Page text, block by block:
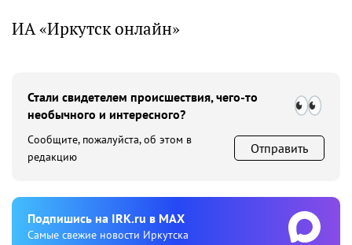
ИА «Иркутск онлайн»
Стали свидетелем происшествия, чего-то
необычного и интересного?
Сообщите, пожалуйста, об этом в
редакцию
Отправить
Подпишиcь на IRK.ru в MAX
Cамые свежие новости Иркутска